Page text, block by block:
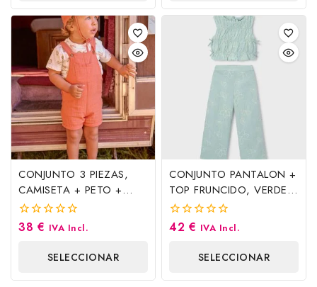
OPCIONES
OPCIONES
CONJUNTO 3 PIEZAS,
CAMISETA + PETO +
GORRO. ARCILLA.
MAYORAL
0
38 € IVA Incl.
SELECCIONAR
OPCIONES
CONJUNTO PANTALON +
TOP FRUNCIDO, VERDE
LAGO. MAYORAL
0
42 € IVA Incl.
SELECCIONAR
OPCIONES